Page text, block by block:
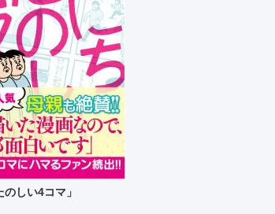
しい4コマ」